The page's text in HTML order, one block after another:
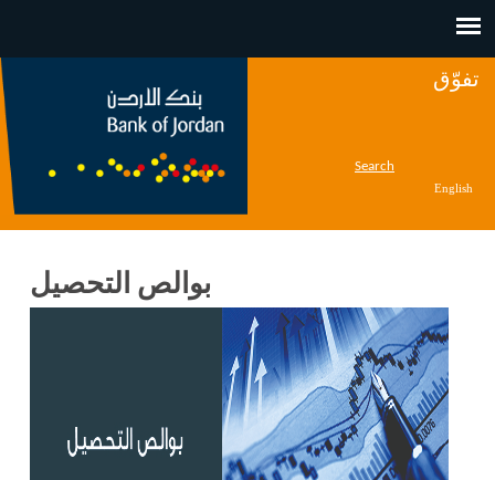
تفوّق
Search
English
بوالص التحصيل